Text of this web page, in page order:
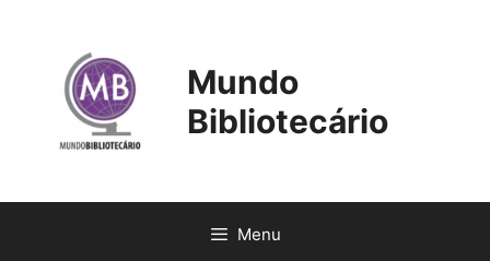
conteúdo
Mundo
Bibliotecário
Menu